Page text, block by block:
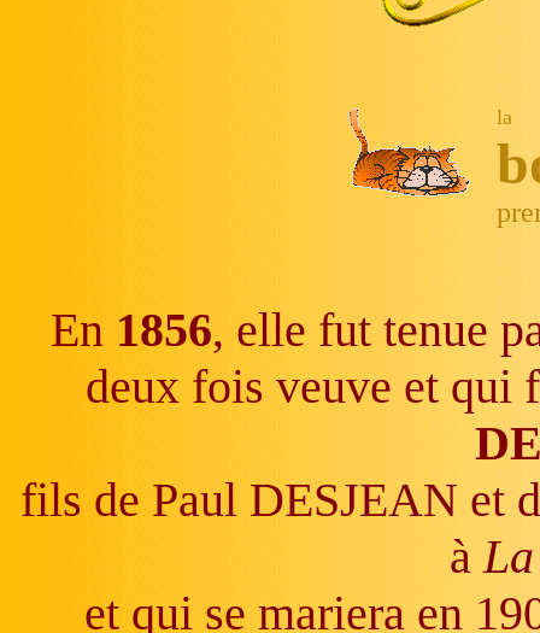
la
En 1856, elle fut tenue
deux fois veuve et qui
fils de Paul DESJEAN et
à
et qui se mariera en